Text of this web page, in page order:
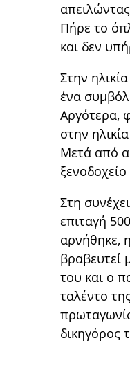
Πήρε το
και δεν
Στην
ένα
Αργότερα,
στην
Μετά από
Στη
επιταγή
αρνήθηκε,
βραβευτεί
του και ο
ταλέντο
δικηγόρος